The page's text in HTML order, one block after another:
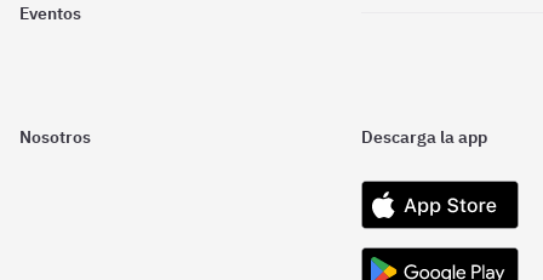
Eventos
Nosotros Descarga la app